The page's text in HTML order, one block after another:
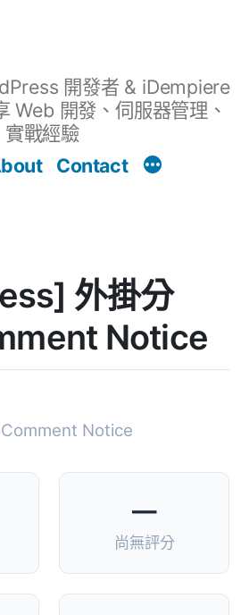
開發者 & iDempiere
Web 開發、伺服器管理、
實戰經驗
Contact
外掛分
Notice
Comment Notice
—
尚無評分